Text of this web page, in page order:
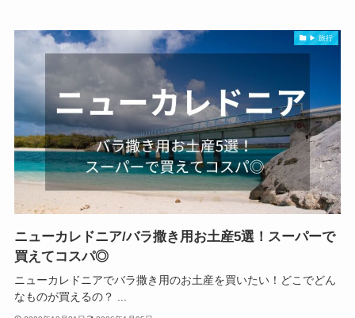
▶ 旅行
ニューカレドニア/バラ撒き用お土産5選！スーパーで
買えてコスパ◎
ニューカレドニアでバラ撒き用のお土産を買いたい！どこでどん
なものが買えるの？ ...